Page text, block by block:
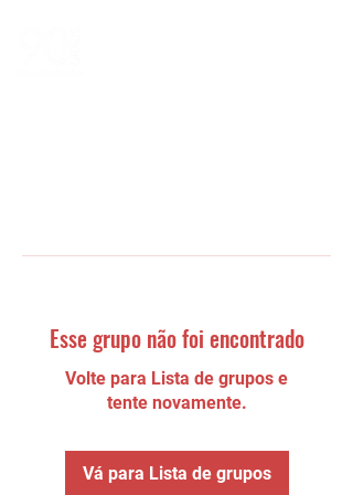
Esse grupo não foi encontrado
Volte para Lista de grupos e
tente novamente.
Vá para Lista de grupos